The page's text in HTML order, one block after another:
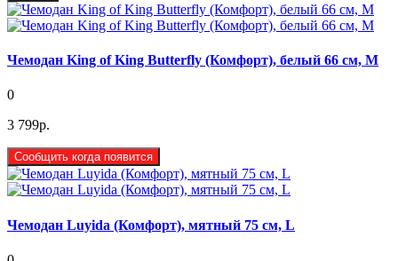
Чемодан King of King Butterfly (Комфорт), белый 66 см, М
0
3 799р.
Сообщить когда появится
Чемодан Luyida (Комфорт), мятный 75 см, L